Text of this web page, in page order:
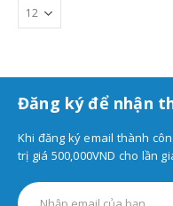
Đăng ký để nhận
Khi đăng ký email thành
trị giá 500,000VND cho lần